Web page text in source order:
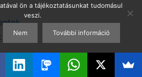
ön a tájékoztatásunkat tudomásul
veszi.
Nem További információ